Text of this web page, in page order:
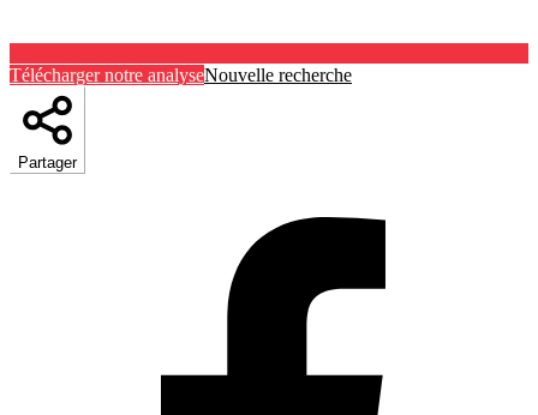
Télécharger notre analyseNouvelle recherche
Partager